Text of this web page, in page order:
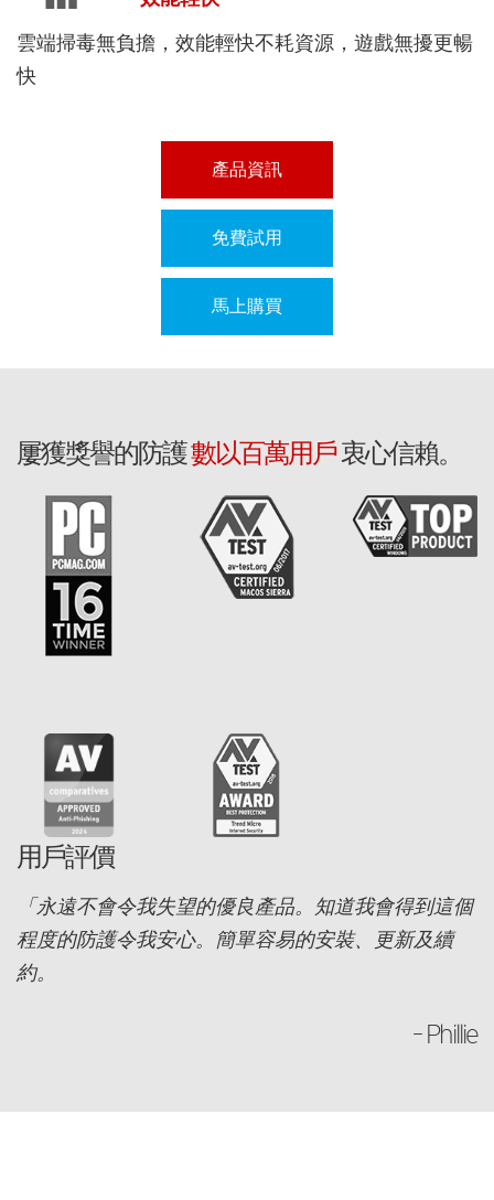
雲端掃毒無負擔，效能輕快不耗資源，遊戲無擾更暢
快
產品資訊
免費試用
馬上購買
屢獲獎譽的防護數以百萬用戶衷心信賴。
用戶評價
「永遠不會令我失望的優良產品。知道我會得到這個
程度的防護令我安心。簡單容易的安裝、更新及續
約。
– Phillie